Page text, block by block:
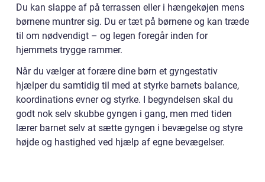
Du kan slappe af på terrassen eller i hængekøjen mens
børnene muntrer sig. Du er tæt på børnene og kan træde
til om nødvendigt – og legen foregår inden for
hjemmets trygge rammer.
Når du vælger at forære dine børn et gyngestativ
hjælper du samtidig til med at styrke barnets balance,
koordinations evner og styrke. I begyndelsen skal du
godt nok selv skubbe gyngen i gang, men med tiden
lærer barnet selv at sætte gyngen i bevægelse og styre
højde og hastighed ved hjælp af egne bevægelser.